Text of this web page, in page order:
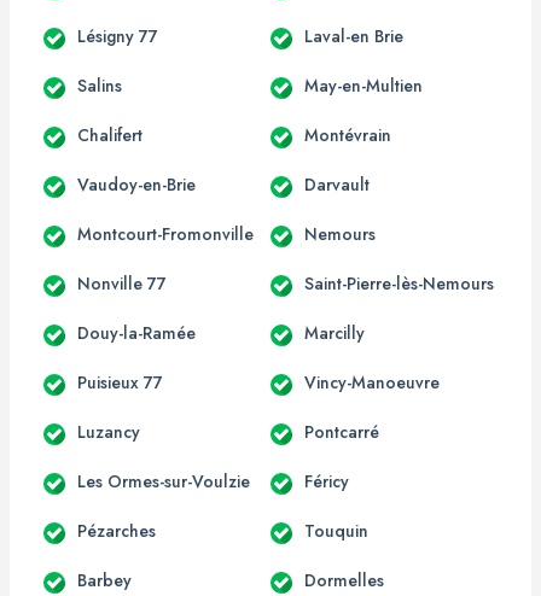
Lésigny 77 Laval-en Brie
Salins May-en-Multien
Chalifert Montévrain
Vaudoy-en-Brie Darvault
Montcourt-Fromonville Nemours
Nonville 77 Saint-Pierre-lès-Nemours
Douy-la-Ramée Marcilly
Puisieux 77 Vincy-Manoeuvre
Luzancy Pontcarré
Les Ormes-sur-Voulzie Féricy
Pézarches Touquin
Barbey Dormelles